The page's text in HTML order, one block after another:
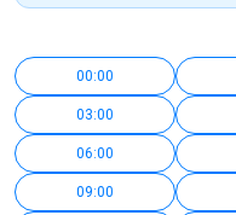
00:00
03:00
06:00
09:00